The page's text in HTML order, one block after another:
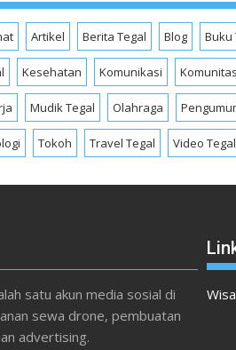
Artikel Berita Tegal Blog Buku
Kesehatan Komunikasi
Mudik Tegal Olahraga
Tokoh Travel Tegal Video Tegal
satu akun media sosial di
sewa drone, pembuatan
advertising.